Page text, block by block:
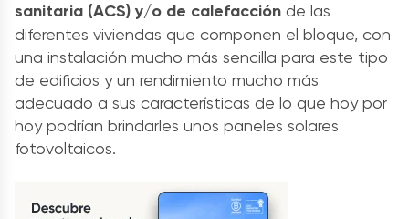
sanitaria (ACS) y/o de calefacción de las
diferentes viviendas que componen el bloque, con
una instalación mucho más sencilla para este tipo
de edificios y un rendimiento mucho más
adecuado a sus características de lo que hoy por
hoy podrían brindarles unos paneles solares
fotovoltaicos.